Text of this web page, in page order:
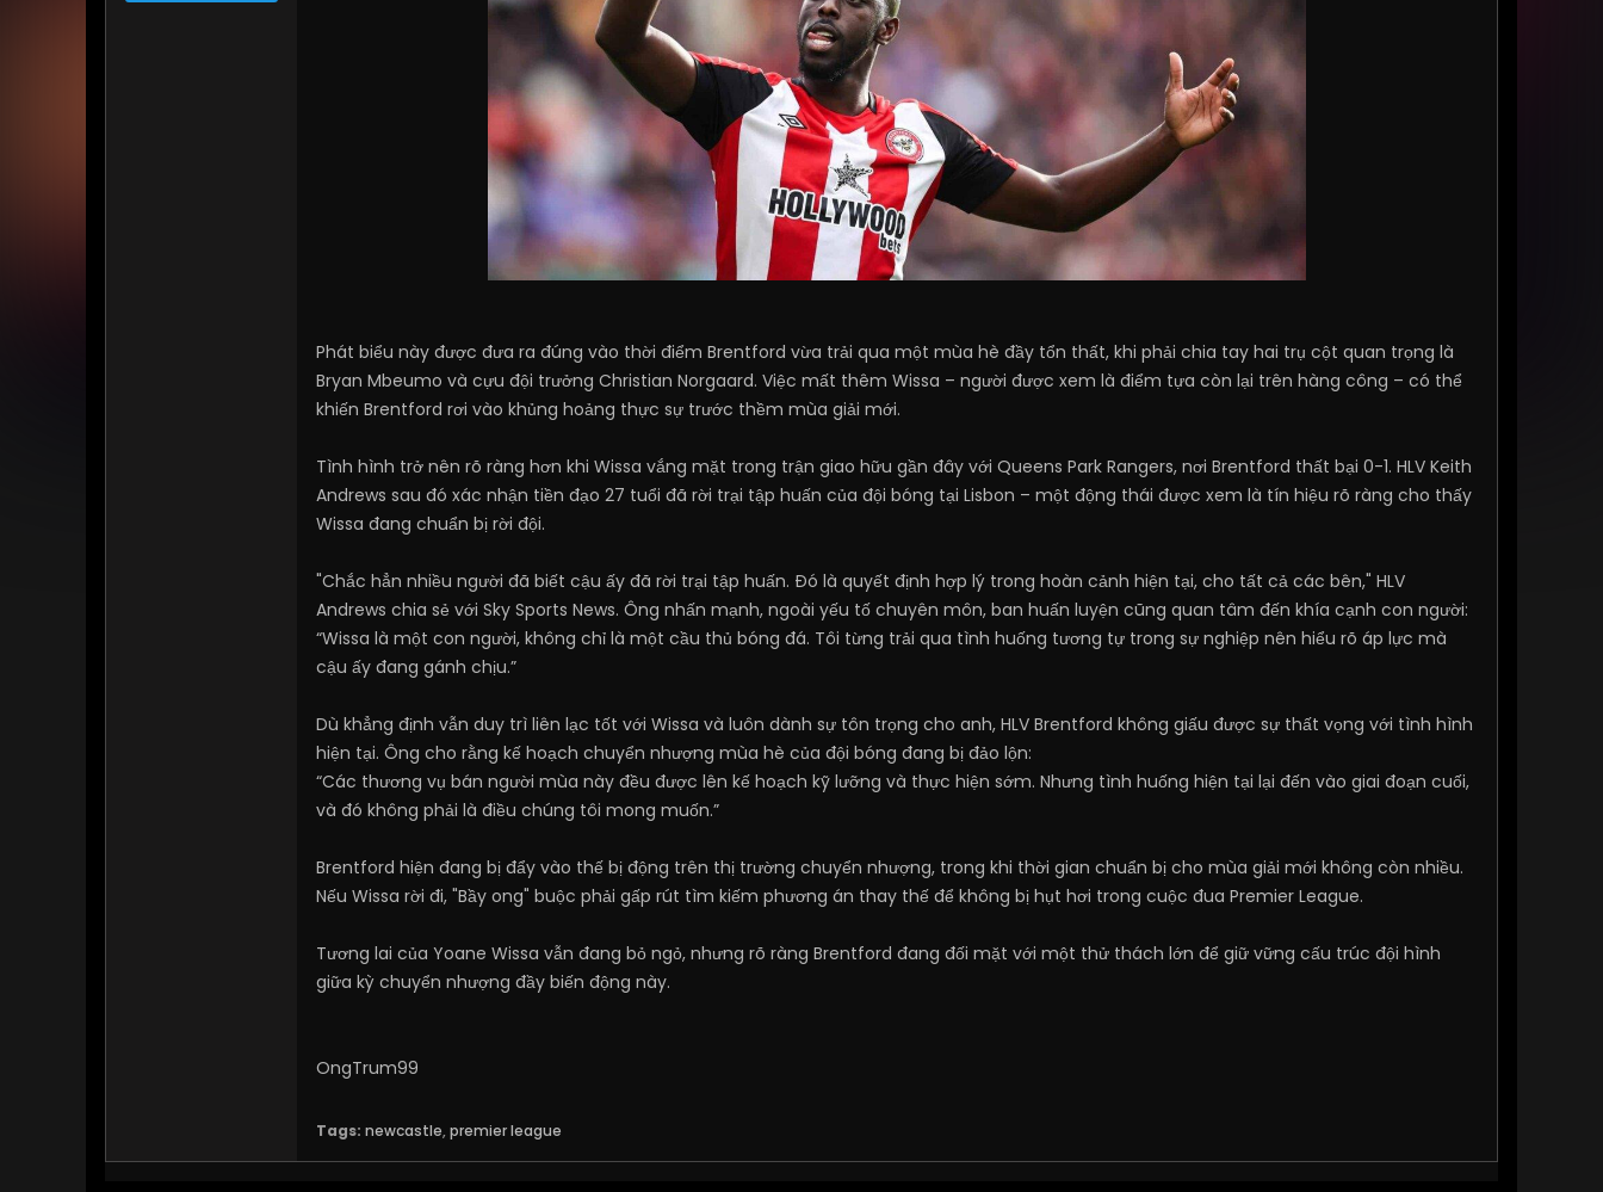
Phát biểu này được đưa ra đúng vào thời điểm Brentford vừa trải qua một mùa hè đầy tổn thất, khi phải chia tay hai trụ cột quan trọng là
Bryan Mbeumo và cựu đội trưởng Christian Norgaard. Việc mất thêm Wissa – người được xem là điểm tựa còn lại trên hàng công – có thể
khiến Brentford rơi vào khủng hoảng thực sự trước thềm mùa giải mới.
Tình hình trở nên rõ ràng hơn khi Wissa vắng mặt trong trận giao hữu gần đây với Queens Park Rangers, nơi Brentford thất bại 0-1. HLV Keith
Andrews sau đó xác nhận tiền đạo 27 tuổi đã rời trại tập huấn của đội bóng tại Lisbon – một động thái được xem là tín hiệu rõ ràng cho thấy
Wissa đang chuẩn bị rời đội.
"Chắc hẳn nhiều người đã biết cậu ấy đã rời trại tập huấn. Đó là quyết định hợp lý trong hoàn cảnh hiện tại, cho tất cả các bên," HLV
Andrews chia sẻ với Sky Sports News. Ông nhấn mạnh, ngoài yếu tố chuyên môn, ban huấn luyện cũng quan tâm đến khía cạnh con người:
“Wissa là một con người, không chỉ là một cầu thủ bóng đá. Tôi từng trải qua tình huống tương tự trong sự nghiệp nên hiểu rõ áp lực mà
cậu ấy đang gánh chịu.”
Dù khẳng định vẫn duy trì liên lạc tốt với Wissa và luôn dành sự tôn trọng cho anh, HLV Brentford không giấu được sự thất vọng với tình hình
hiện tại. Ông cho rằng kế hoạch chuyển nhượng mùa hè của đội bóng đang bị đảo lộn:
“Các thương vụ bán người mùa này đều được lên kế hoạch kỹ lưỡng và thực hiện sớm. Nhưng tình huống hiện tại lại đến vào giai đoạn cuối,
và đó không phải là điều chúng tôi mong muốn.”
Brentford hiện đang bị đẩy vào thế bị động trên thị trường chuyển nhượng, trong khi thời gian chuẩn bị cho mùa giải mới không còn nhiều.
Nếu Wissa rời đi, "Bầy ong" buộc phải gấp rút tìm kiếm phương án thay thế để không bị hụt hơi trong cuộc đua Premier League.
Tương lai của Yoane Wissa vẫn đang bỏ ngỏ, nhưng rõ ràng Brentford đang đối mặt với một thử thách lớn để giữ vững cấu trúc đội hình
giữa kỳ chuyển nhượng đầy biến động này.
OngTrum99
Tags: newcastle, premier league